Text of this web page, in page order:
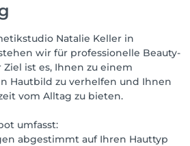
Natalie Keller in
wir für professionelle Beauty-
ist es, Ihnen zu einem
Hautbild zu verhelfen und Ihnen
vom Alltag zu bieten.
umfasst:
abgestimmt auf Ihren Hauttyp